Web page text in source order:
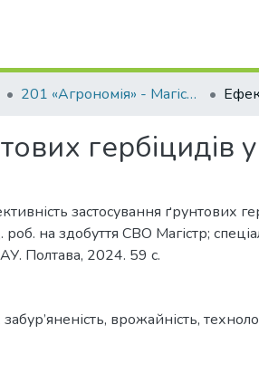
201 «Агрономія» - Магістри 2024-2025
гербіцидів у
застосування ґрунтових
роб. на здобуття СВО Магістр;
Полтава, 2024. 59 с.
забур’яненість, врожайність,